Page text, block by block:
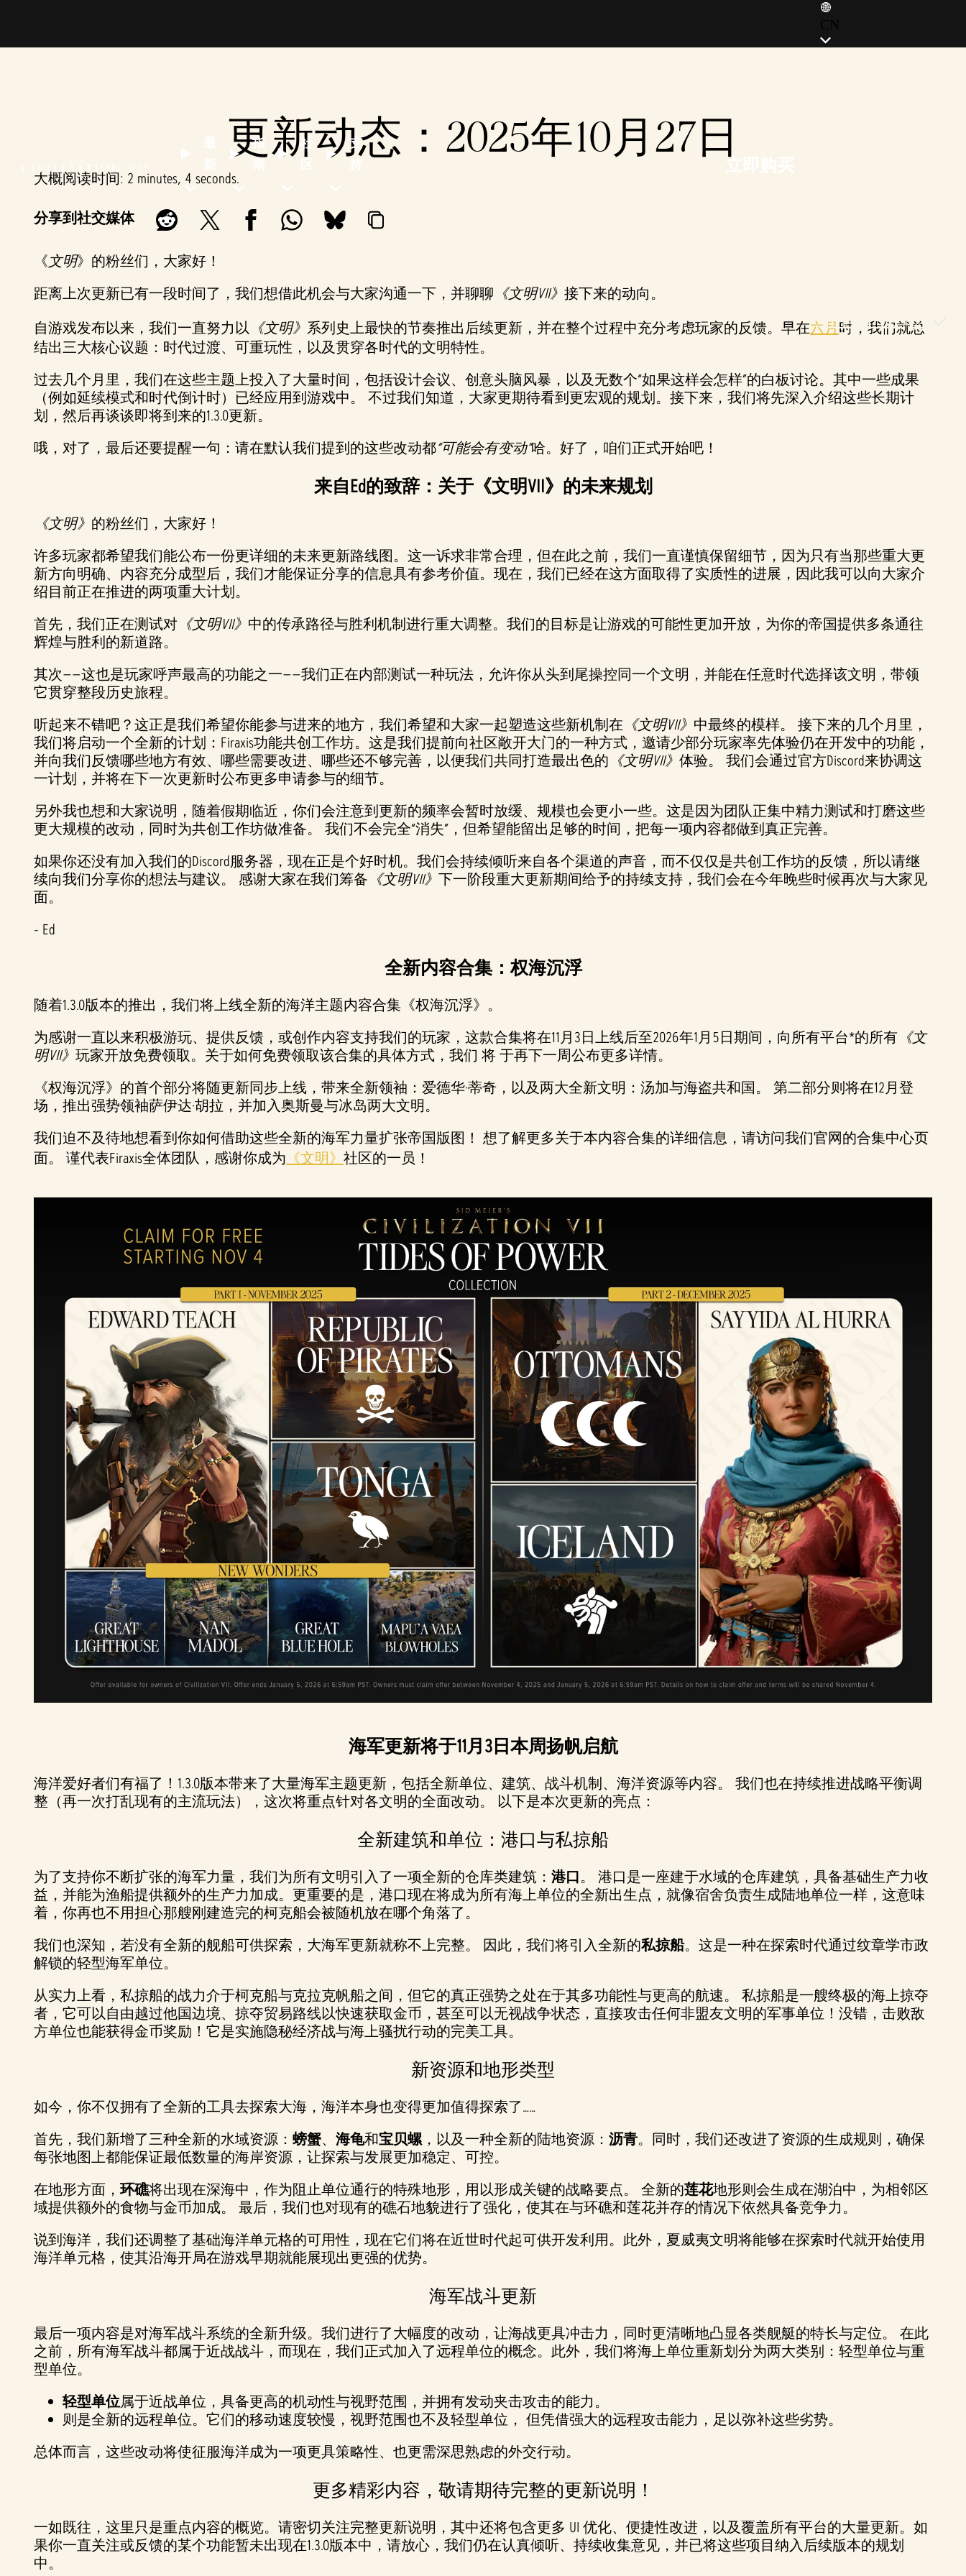
指
社
支
简体中文 (CN)
更新动态：2025年10月27日
大概阅读时间 2 minutes, 4 seconds
分享到社交媒体
《文明》的粉丝们，大家好！
距离上次更新已有一段时间了，我们想借此机会与大家沟通一下，并聊聊 《文明VII》 接下来的动向。
自游戏发布以来，我们一直努力以 《文明》 系列史上最快的节奏推出后续更新，并在整个过程中充分考虑玩家的反馈。早在六月时，我们就总
结出三大核心议题：时代过渡、可重玩性，以及贯穿各时代的文明特性。
过去几个月里，我们在这些主题上投入了大量时间，包括设计会议、创意头脑风暴，以及无数个“如果这样会怎样”的白板讨论。其中一些成果
（例如延续模式和时代倒计时）已经应用到游戏中。 不过我们知道，大家更期待看到更宏观的规划。接下来，我们将先深入介绍这些长期计
划，然后再谈谈即将到来的1.3.0更新。
哦，对了，最后还要提醒一句：请在默认我们提到的这些改动都“可能会有变动”哈。好了，咱们正式开始吧！
来自Ed的致辞：关于《文明VII》的未来规划
《文明》 的粉丝们，大家好！
许多玩家都希望我们能公布一份更详细的未来更新路线图。这一诉求非常合理，但在此之前，我们一直谨慎保留细节，因为只有当那些重大更
新方向明确、内容充分成型后，我们才能保证分享的信息具有参考价值。现在，我们已经在这方面取得了实质性的进展，因此我可以向大家介
绍目前正在推进的两项重大计划。
首先，我们正在测试对 《文明VII》 中的传承路径与胜利机制进行重大调整。我们的目标是让游戏的可能性更加开放，为你的帝国提供多条通往
辉煌与胜利的新道路。
其次——这也是玩家呼声最高的功能之一——我们正在内部测试一种玩法，允许你从头到尾操控同一个文明，并能在任意时代选择该文明，带领
它贯穿整段历史旅程。
听起来不错吧？这正是我们希望你能参与进来的地方，我们希望和大家一起塑造这些新机制在 《文明VII》 中最终的模样。 接下来的几个月里，
我们将启动一个全新的计划：Firaxis功能共创工作坊。这是我们提前向社区敞开大门的一种方式，邀请少部分玩家率先体验仍在开发中的功能，
并向我们反馈哪些地方有效、哪些需要改进、哪些还不够完善，以便我们共同打造最出色的 《文明VII》 体验。 我们会通过官方Discord来协调这
一计划，并将在下一次更新时公布更多申请参与的细节。
另外我也想和大家说明，随着假期临近，你们会注意到更新的频率会暂时放缓、规模也会更小一些。这是因为团队正集中精力测试和打磨这些
更大规模的改动，同时为共创工作坊做准备。 我们不会完全“消失”，但希望能留出足够的时间，把每一项内容都做到真正完善。
如果你还没有加入我们的Discord服务器，现在正是个好时机。我们会持续倾听来自各个渠道的声音，而不仅仅是共创工作坊的反馈，所以请继
续向我们分享你的想法与建议。 感谢大家在我们筹备 《文明VII》 下一阶段重大更新期间给予的持续支持，我们会在今年晚些时候再次与大家见
面。
- Ed
全新内容合集：权海沉浮
随着1.3.0版本的推出，我们将上线全新的海洋主题内容合集《权海沉浮》。
为感谢一直以来积极游玩、提供反馈，或创作内容支持我们的玩家，这款合集将在11月3日上线后至2026年1月5日期间，向所有平台*的所有 《文
明VII》 玩家开放免费领取。关于如何免费领取该合集的具体方式，我们 将 于再下一周公布更多详情。
《权海沉浮》的首个部分将随更新同步上线，带来全新领袖：爱德华·蒂奇，以及两大全新文明：汤加与海盗共和国。 第二部分则将在12月登
场，推出强势领袖萨伊达·胡拉，并加入奥斯曼与冰岛两大文明。
我们迫不及待地想看到你如何借助这些全新的海军力量扩张帝国版图！ 想了解更多关于本内容合集的详细信息，请访问我们官网的合集中心页
面。 谨代表Firaxis全体团队，感谢你成为 《文明》 社区的一员！
海军更新将于11月3日本周扬帆启航
海洋爱好者们有福了！1.3.0版本带来了大量海军主题更新，包括全新单位、建筑、战斗机制、海洋资源等内容。 我们也在持续推进战略平衡调
整（再一次打乱现有的主流玩法），这次将重点针对各文明的全面改动。 以下是本次更新的亮点：
全新建筑和单位：港口与私掠船
为了支持你不断扩张的海军力量，我们为所有文明引入了一项全新的仓库类建筑： 港口。 港口是一座建于水域的仓库建筑，具备基础生产力收
益，并能为渔船提供额外的生产力加成。更重要的是，港口现在将成为所有海上单位的全新出生点，就像宿舍负责生成陆地单位一样，这意味
着，你再也不用担心那艘刚建造完的柯克船会被随机放在哪个角落了。
我们也深知，若没有全新的舰船可供探索，大海军更新就称不上完整。 因此，我们将引入全新的私掠船。这是一种在探索时代通过纹章学市政
解锁的轻型海军单位。
从实力上看，私掠船的战力介于柯克船与克拉克帆船之间，但它的真正强势之处在于其多功能性与更高的航速。 私掠船是一艘终极的海上掠夺
者，它可以自由越过他国边境、掠夺贸易路线以快速获取金币，甚至可以无视战争状态，直接攻击任何非盟友文明的军事单位！没错，击败敌
方单位也能获得金币奖励！它是实施隐秘经济战与海上骚扰行动的完美工具。
新资源和地形类型
如今，你不仅拥有了全新的工具去探索大海，海洋本身也变得更加值得探索了……
首先，我们新增了三种全新的水域资源： 螃蟹、 海龟和宝贝螺 ，以及一种全新的陆地资源： 沥青。同时，我们还改进了资源的生成规则，确保
每张地图上都能保证最低数量的海岸资源，让探索与发展更加稳定、可控。
在地形方面，环礁将出现在深海中，作为阻止单位通行的特殊地形，用以形成关键的战略要点。 全新的莲花地形则会生成在湖泊中，为相邻区
域提供额外的食物与金币加成。 最后，我们也对现有的礁石地貌进行了强化，使其在与环礁和莲花并存的情况下依然具备竞争力。
说到海洋，我们还调整了基础海洋单元格的可用性，现在它们将在近世时代起可供开发利用。此外，夏威夷文明将能够在探索时代就开始使用
海洋单元格，使其沿海开局在游戏早期就能展现出更强的优势。
海军战斗更新
最后一项内容是对海军战斗系统的全新升级。我们进行了大幅度的改动，让海战更具冲击力，同时更清晰地凸显各类舰艇的特长与定位。 在此
之前，所有海军战斗都属于近战战斗，而现在，我们正式加入了远程单位的概念。此外，我们将海上单位重新划分为两大类别：轻型单位与重
型单位。
轻型单位属于近战单位，具备更高的机动性与视野范围，并拥有发动夹击攻击的能力。
则是全新的远程单位。它们的移动速度较慢，视野范围也不及轻型单位， 但凭借强大的远程攻击能力，足以弥补这些劣势。
总体而言，这些改动将使征服海洋成为一项更具策略性、也更需深思熟虑的外交行动。
更多精彩内容，敬请期待完整的更新说明！
一如既往，这里只是重点内容的概览。请密切关注完整更新说明，其中还将包含更多 UI 优化、便捷性改进，以及覆盖所有平台的大量更新。如
果你一直关注或反馈的某个功能暂未出现在1.3.0版本中，请放心，我们仍在认真倾听、持续收集意见，并已将这些项目纳入后续版本的规划
中。